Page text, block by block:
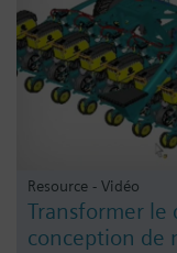
Resource - Vidéo
Transformer
conception de